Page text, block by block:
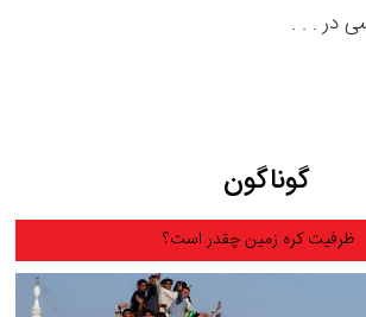
در . . .
گوناگون
ظرفیت کره زمین چقدر است؟